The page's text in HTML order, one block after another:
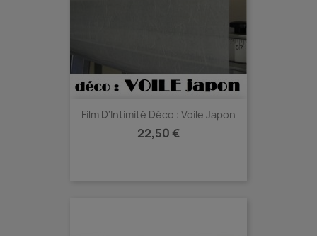
Film D'Intimité Déco : Voile Japon
Prix
22,50 €